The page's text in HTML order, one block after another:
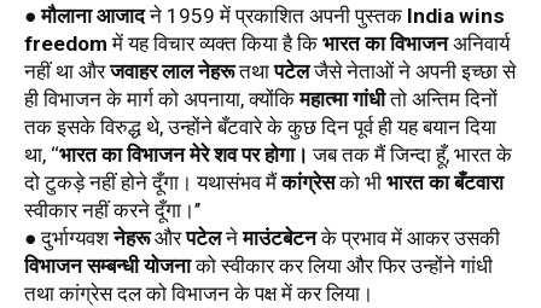
● मौलाना आजाद ने 1959 में प्रकाशित अपनी पुस्तक India wins
freedom में यह विचार व्यक्त किया है कि भारत का विभाजन अनिवार्य
नहीं था और जवाहर लाल नेहरू तथा पटेल जैसे नेताओं ने अपनी इच्छा से
ही विभाजन के मार्ग को अपनाया, क्योंकि महात्मा गांधी तो अन्तिम दिनों
तक इसके विरुद्ध थे, उन्होंने बँटवारे के कुछ दिन पूर्व ही यह बयान दिया
था, ‘‘भारत का विभाजन मेरे शव पर होगा। जब तक मैं जिन्दा हूँ, भारत के
दो टुकड़े नहीं होने दूँगा। यथासंभव मैं कांग्रेस को भी भारत का बँटवारा
स्वीकार नहीं करने दूँगा।’’
● दुर्भाग्यवश नेहरू और पटेल ने माउंटबेटन
विभाजन सम्बन्धी योजना को स्वीकार कर लिया और फिर उन्होंने गांधी
तथा कांग्रेस दल को विभाजन के पक्ष में कर लिया।